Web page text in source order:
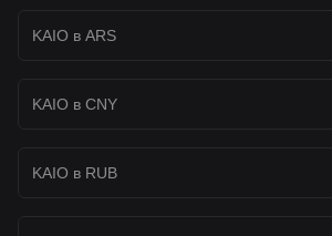
KAIO в ARS
KAIO в CNY
KAIO в RUB